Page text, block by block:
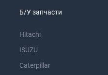
Б/У запчасти
Hitachi
ISUZU
Caterpillar